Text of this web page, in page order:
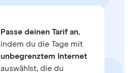
Passe deinen Tarif an,
indem du die Tage mit
unbegrenztem Internet
auswählst, die du